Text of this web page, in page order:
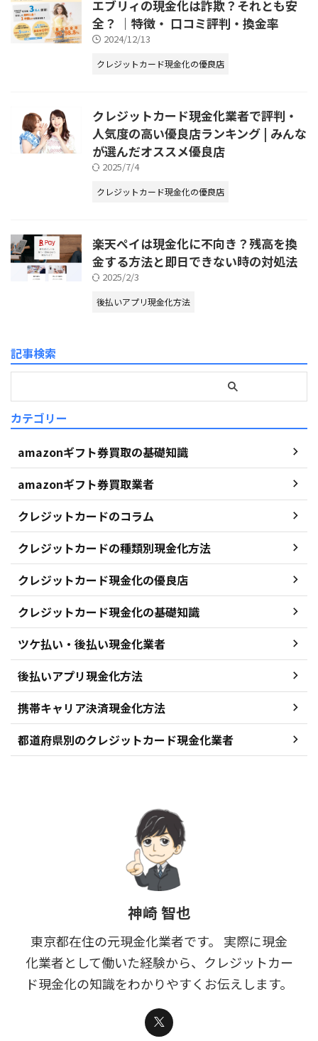
エブリィの現金化は詐欺？それとも安
全？ ｜特徴・ 口コミ評判・換金率
2024/12/13
クレジットカード現金化の優良店
クレジットカード現金化業者で評判・
人気度の高い優良店ランキング | みんな
が選んだオススメ優良店
2025/7/4
クレジットカード現金化の優良店
楽天ペイは現金化に不向き？残高を換
金する方法と即日できない時の対処法
2025/2/3
後払いアプリ現金化方法
記事検索
カテゴリー
amazonギフト券買取の基礎知識
amazonギフト券買取業者
クレジットカードのコラム
クレジットカードの種類別現金化方法
クレジットカード現金化の優良店
クレジットカード現金化の基礎知識
ツケ払い・後払い現金化業者
後払いアプリ現金化方法
携帯キャリア決済現金化方法
都道府県別のクレジットカード現金化業者
神崎 智也
東京都在住の元現金化業者です。 実際に現金
化業者として働いた経験から、クレジットカー
ド現金化の知識をわかりやすくお伝えします。